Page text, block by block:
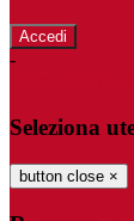
-
Seleziona
button close ×